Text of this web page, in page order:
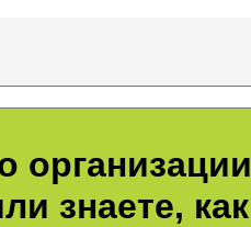
организации
знаете, как